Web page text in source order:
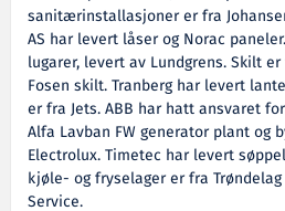
sanitærinstallasjoner er fra
AS har levert låser og Norac
lugarer, levert av Lundgrens. Skilt
Fosen skilt. Tranberg har levert
er fra Jets. ABB har hatt ansvaret
Alfa Lavban FW generator plant og
Electrolux. Timetec har levert
kjøle- og fryselager er fra
Service.